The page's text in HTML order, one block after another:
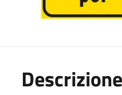
Descrizione